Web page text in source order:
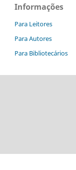
Informações
Para Leitores
Para Autores
Para Bibliotecários